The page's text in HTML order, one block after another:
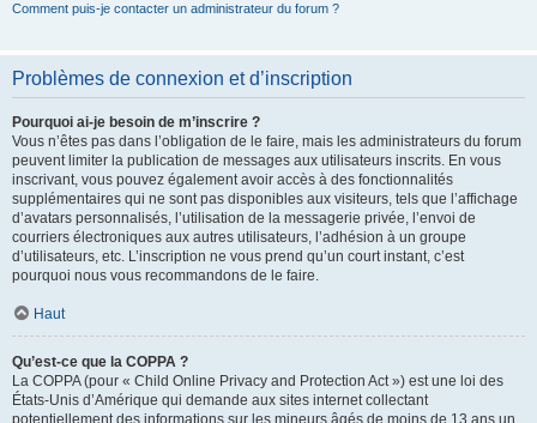
Comment puis-je contacter un administrateur du forum ?
Problèmes de connexion et d’inscription
Pourquoi ai-je besoin de m’inscrire ?
Vous n’êtes pas dans l’obligation de le faire, mais les administrateurs du forum
peuvent limiter la publication de messages aux utilisateurs inscrits. En vous
inscrivant, vous pouvez également avoir accès à des fonctionnalités
supplémentaires qui ne sont pas disponibles aux visiteurs, tels que l’affichage
d’avatars personnalisés, l’utilisation de la messagerie privée, l’envoi de
courriers électroniques aux autres utilisateurs, l’adhésion à un groupe
d’utilisateurs, etc. L’inscription ne vous prend qu’un court instant, c’est
pourquoi nous vous recommandons de le faire.
Haut
Qu’est-ce que la COPPA ?
La COPPA (pour « Child Online Privacy and Protection Act ») est une loi des
États-Unis d’Amérique qui demande aux sites internet collectant